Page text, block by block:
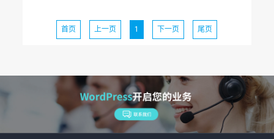
首页 上一页 1 下一页 尾页